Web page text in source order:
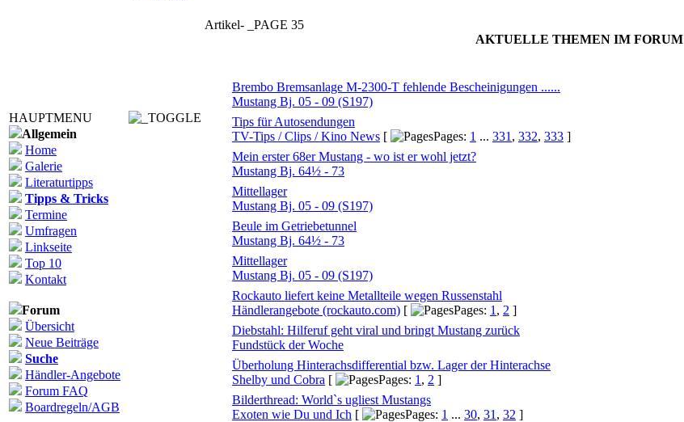
HAUPTMENU
Allgemein
Home
Galerie
Literaturtipps
Tipps & Tricks
Termine
Umfragen
Linkseite
Top 10
Kontakt
Forum
Übersicht
Neue Beiträge
Suche
Händler-Angebote
Forum FAQ
Boardregeln/AGB
Artikel- _PAGE 35
AKTUELLE THEMEN IM FORUM
Brembo Bremsanlage M-2300-T fehlende Bescheinigungen ......
Mustang Bj. 05 - 09 (S197)
Tips für Autosendungen
TV-Tips / Clips / Kino News [ Pages: 1 ... 331 , 332, 333 ]
Mein erster 68er Mustang - wo ist er wohl jetzt?
Mustang Bj. 64½ - 73
Mittellager
Mustang Bj. 05 - 09 (S197)
Beule im Getriebetunnel
Mustang Bj. 64½ - 73
Mittellager
Mustang Bj. 05 - 09 (S197)
Rockauto liefert keine Metallteile wegen Russenstahl
Händlerangebote (rockauto.com) [ Pages: 1 , 2 ]
Diebstahl: Hilferuf geht viral und bringt Mustang zurück
Fundstück der Woche
Überholung Hinterachsdifferential bzw. Lager der Hinterachse
Shelby und Cobra [ Pages: 1 , 2 ]
Bilderthread: World`s ugliest Mustangs
Exoten wie Du und Ich [ Pages: 1 ... 30, 31 , 32 ]